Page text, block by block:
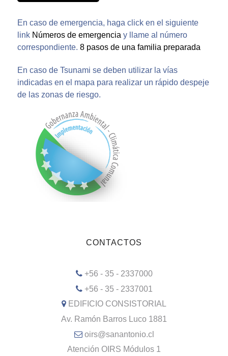
En caso de emergencia, haga click en el siguiente
link Números de emergencia y llame al número
correspondiente. 8 pasos de una familia preparada
En caso de Tsunami se deben utilizar la vías
indicadas en el mapa para realizar un rápido despeje
de las zonas de riesgo.
CONTACTOS
+56 - 35 - 2337000
+56 - 35 - 2337001
EDIFICIO CONSISTORIAL
Av. Ramón Barros Luco 1881
oirs@sanantonio.cl
Atención OIRS Módulos 1